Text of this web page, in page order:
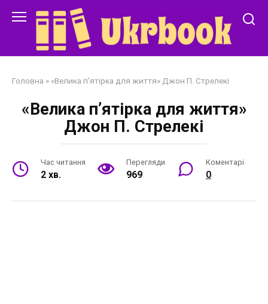
Головна » «Велика п’ятірка для життя» Джон П. Стрелекі
«Велика п’ятірка для життя»
Джон П. Стрелекі
Час читання
2 хв.
Перегляди
969
Коментарі
0